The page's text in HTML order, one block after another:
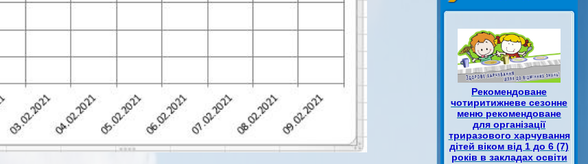
Рекомендоване
чотиритижневе сезонне
меню рекомендоване
для організації
триразового харчування
дітей віком від 1 до 6 (7)
років в закладах освіти